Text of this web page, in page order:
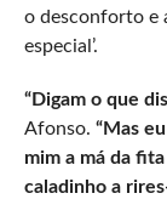
o desconforto e
especial’.
“Digam o que
Afonso. “Mas
mim a má da fita
caladinho a